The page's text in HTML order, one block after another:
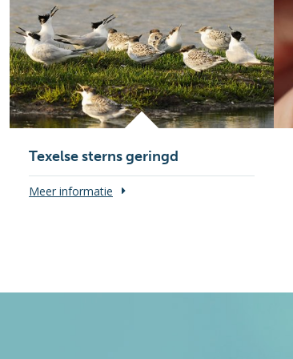
Texelse sterns geringd
Meer informatie